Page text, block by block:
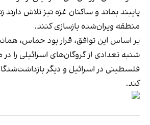
پایبند بماند و ساکنان غزه نیز تلاش دارند
منطقه ویران‌شده بازسازی کنند.
بر اساس این توافق، قرار بود حماس،
شنبه تعدادی از گروگان‌های اسرائیلی را در
فلسطینی در اسرائیل و دیگر
کند.